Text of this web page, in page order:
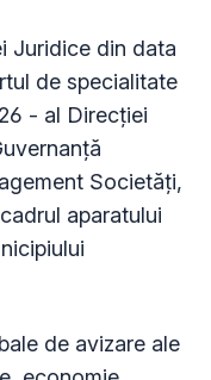
Juridice din data
de specialitate
- al Direcției
Societăți,
aparatului
de avizare ale